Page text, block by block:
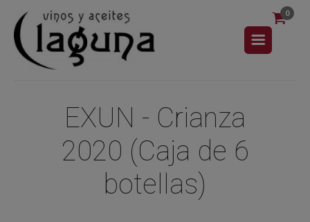
0
EXUN - Crianza
2020 (Caja de 6
botellas)